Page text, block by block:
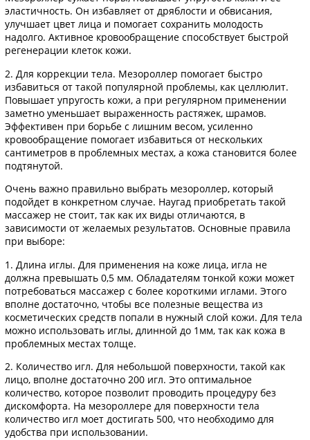
эластичность. Он избавляет от дряблости и обвисания,
улучшает цвет лица и помогает сохранить молодость
надолго. Активное кровообращение способствует быстрой
регенерации клеток кожи.
2. Для коррекции тела. Мезороллер помогает быстро
избавиться от такой популярной проблемы, как целлюлит.
Повышает упругость кожи, а при регулярном применении
заметно уменьшает выраженность растяжек, шрамов.
Эффективен при борьбе с лишним весом, усиленно
кровообращение помогает избавиться от нескольких
сантиметров в проблемных местах, а кожа становится более
подтянутой.
Очень важно правильно выбрать мезороллер, который
подойдет в конкретном случае. Наугад приобретать такой
массажер не стоит, так как их виды отличаются, в
зависимости от желаемых результатов. Основные правила
при выборе:
1. Длина иглы. Для применения на коже лица, игла не
должна превышать 0,5 мм. Обладателям тонкой кожи может
потребоваться массажер с более короткими иглами. Этого
вполне достаточно, чтобы все полезные вещества из
косметических средств попали в нужный слой кожи. Для тела
можно использовать иглы, длинной до 1мм, так как кожа в
проблемных местах толще.
2. Количество игл. Для небольшой поверхности, такой как
лицо, вполне достаточно 200 игл. Это оптимальное
количество, которое позволит проводить процедуру без
дискомфорта. На мезороллере для поверхности тела
количество игл моет достигать 500, что необходимо для
удобства при использовании.